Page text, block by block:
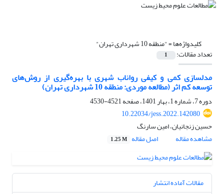
کلیدواژه‌ها ="منطقه 10 شهرداری تهران"
تعداد مقالات: 1
مدلسازی کمی و کیفی رواناب شهری با بهره‌گیری از روش‌های
توسعه کم اثر (مطالعه موردی: منطقه 10 شهرداری تهران)
دوره 7، شماره 1، بهار 1401، صفحه
4521-4530
10.22034/jess.2022.142080
حسین زنجانیان، امین سارنگ
مشاهده مقاله
اصل مقاله 1.25 M
مقالات آماده انتشار